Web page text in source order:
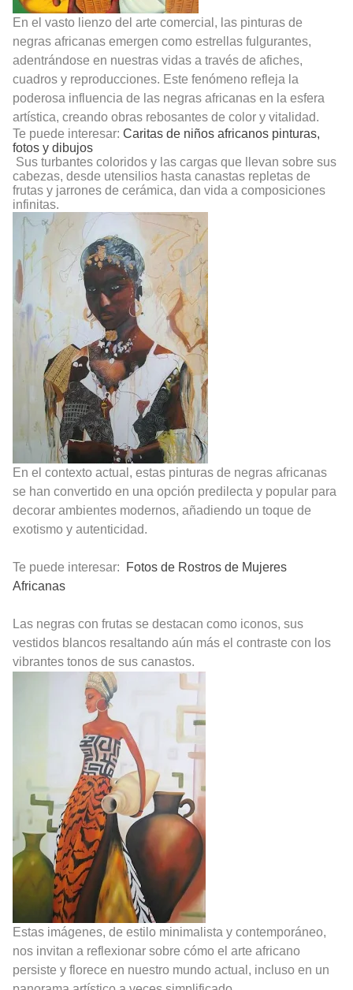
En el vasto lienzo del arte comercial, las pinturas de
negras africanas emergen como estrellas fulgurantes,
adentrándose en nuestras vidas a través de afiches,
cuadros y reproducciones. Este fenómeno refleja la
poderosa influencia de las negras africanas en la esfera
artística, creando obras rebosantes de color y vitalidad.
Te puede interesar: Caritas de niños africanos pinturas,
fotos y dibujos
Sus turbantes coloridos y las cargas que llevan sobre sus
cabezas, desde utensilios hasta canastas repletas de
frutas y jarrones de cerámica, dan vida a composiciones
infinitas.
En el contexto actual, estas pinturas de negras africanas
se han convertido en una opción predilecta y popular para
decorar ambientes modernos, añadiendo un toque de
exotismo y autenticidad.
Te puede interesar:
Fotos de Rostros de Mujeres
Africanas
Las negras con frutas se destacan como iconos, sus
vestidos blancos resaltando aún más el contraste con los
vibrantes tonos de sus canastos.
Estas imágenes, de estilo minimalista y contemporáneo,
nos invitan a reflexionar sobre cómo el arte africano
persiste y florece en nuestro mundo actual, incluso en un